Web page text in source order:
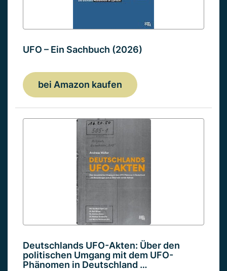
UFO – Ein Sachbuch (2026)
bei Amazon kaufen
Deutschlands UFO-Akten: Über den
politischen Umgang mit dem UFO-
Phänomen in Deutschland …